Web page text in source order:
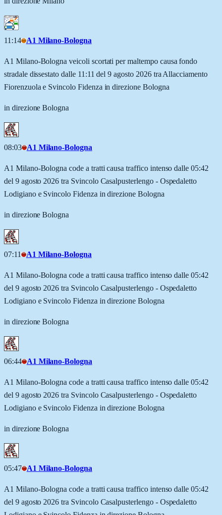
11:14 A1 Milano-Bologna
A1 Milano-Bologna veicoli scortati per maltempo causa fondo
stradale dissestato dalle 11:11 del 9 agosto 2026 tra Allacciamento
Fiorenzuola e Svincolo Fidenza in direzione Bologna
in direzione Bologna
08:03 A1 Milano-Bologna
A1 Milano-Bologna code a tratti causa traffico intenso dalle 05:42
del 9 agosto 2026 tra Svincolo Casalpusterlengo - Ospedaletto
Lodigiano e Svincolo Fidenza in direzione Bologna
in direzione Bologna
07:11 A1 Milano-Bologna
A1 Milano-Bologna code a tratti causa traffico intenso dalle 05:42
del 9 agosto 2026 tra Svincolo Casalpusterlengo - Ospedaletto
Lodigiano e Svincolo Fidenza in direzione Bologna
in direzione Bologna
06:44 A1 Milano-Bologna
A1 Milano-Bologna code a tratti causa traffico intenso dalle 05:42
del 9 agosto 2026 tra Svincolo Casalpusterlengo - Ospedaletto
Lodigiano e Svincolo Fidenza in direzione Bologna
in direzione Bologna
05:47 A1 Milano-Bologna
A1 Milano-Bologna code a tratti causa traffico intenso dalle 05:42
del 9 agosto 2026 tra Svincolo Casalpusterlengo - Ospedaletto